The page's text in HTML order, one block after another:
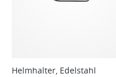
Helmhalter, Edelstahl